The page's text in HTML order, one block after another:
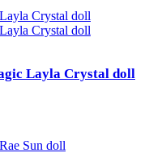
Layla Crystal doll